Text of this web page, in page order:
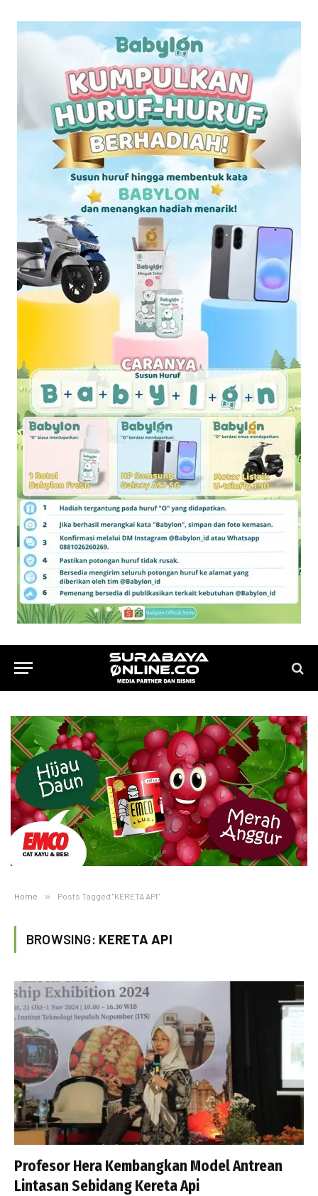
Home » Posts Tagged "KERETA API"
BROWSING: KERETA API
Profesor Hera Kembangkan Model Antrean
Lintasan Sebidang Kereta Api